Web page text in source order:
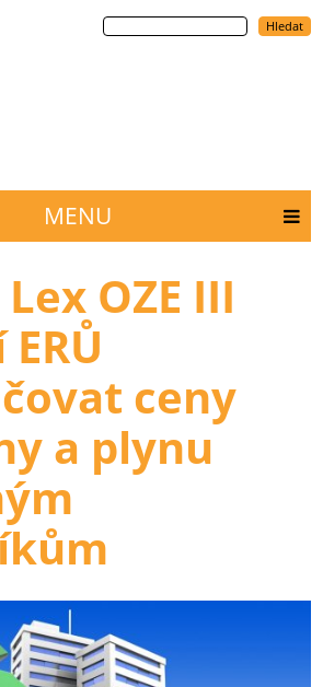
Hledat
MENU
OZE III
ceny
a plynu